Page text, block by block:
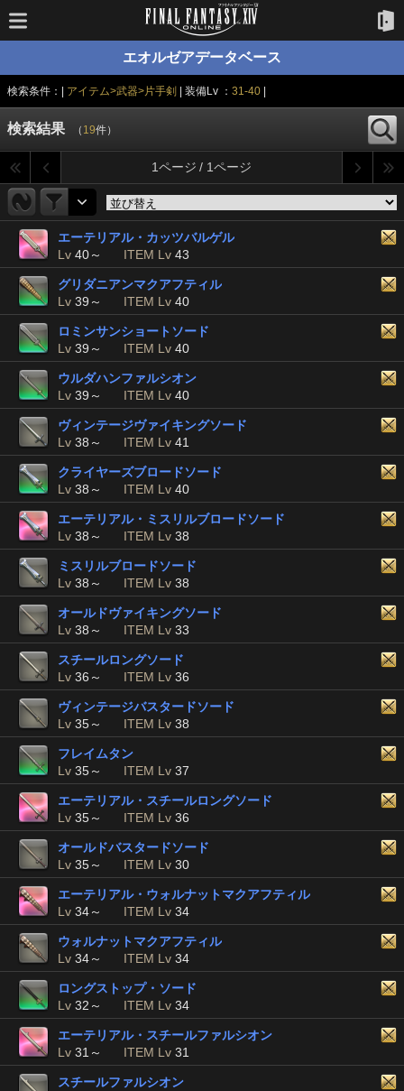
エオルゼアデータベース
検索条件：| アイテム>武器>片手剣 | 装備Lv ： 31-40|
検索結果 （ 19件）
1ページ / 1ページ
エーテリアル・カッツバルゲル
Lv 40～ ITEM Lv 43
グリダニアンマクアフティル
Lv 39～ ITEM Lv 40
ロミンサンショートソード
Lv 39～ ITEM Lv 40
ウルダハンファルシオン
Lv 39～ ITEM Lv 40
ヴィンテージヴァイキングソード
Lv 38～ ITEM Lv 41
クライヤーズブロードソード
Lv 38～ ITEM Lv 40
エーテリアル・ミスリルブロードソード
Lv 38～ ITEM Lv 38
ミスリルブロードソード
Lv 38～ ITEM Lv 38
オールドヴァイキングソード
Lv 38～ ITEM Lv 33
スチールロングソード
Lv 36～ ITEM Lv 36
ヴィンテージバスタードソード
Lv 35～ ITEM Lv 38
フレイムタン
Lv 35～ ITEM Lv 37
エーテリアル・スチールロングソード
Lv 35～ ITEM Lv 36
オールドバスタードソード
Lv 35～ ITEM Lv 30
エーテリアル・ウォルナットマクアフティル
Lv 34～ ITEM Lv 34
ウォルナットマクアフティル
Lv 34～ ITEM Lv 34
ロングストップ・ソード
Lv 32～ ITEM Lv 34
エーテリアル・スチールファルシオン
Lv 31～ ITEM Lv 31
スチールファルシオン